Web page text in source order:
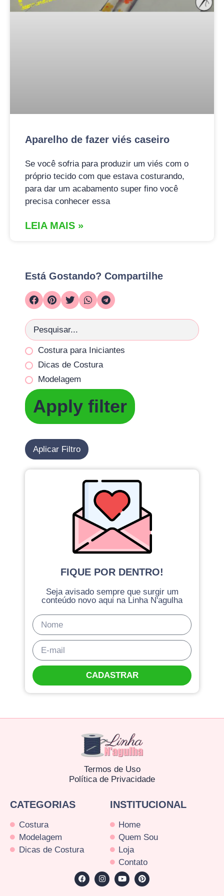
Aparelho de fazer viés caseiro
Se você sofria para produzir um viés com o
próprio tecido com que estava costurando,
para dar um acabamento super fino você
precisa conhecer essa
LEIA MAIS »
Está Gostando? Compartilhe
Costura para Iniciantes
Dicas de Costura
Modelagem
Apply filter
Aplicar Filtro
FIQUE POR DENTRO!
Seja avisado sempre que surgir um
conteúdo novo aqui na Linha N'agulha
CADASTRAR
Termos de Uso
Política de Privacidade
CATEGORIAS
Costura
Modelagem
Dicas de Costura
INSTITUCIONAL
Home
Quem Sou
Loja
Contato